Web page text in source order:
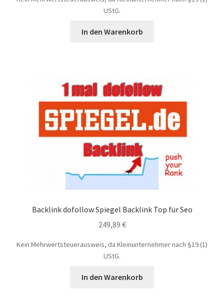
UStG.
In den Warenkorb
Backlink dofollow Spiegel Backlink Top für Seo
249,89 €
Kein Mehrwertsteuerausweis, da Kleinunternehmer nach §19 (1)
UStG.
In den Warenkorb